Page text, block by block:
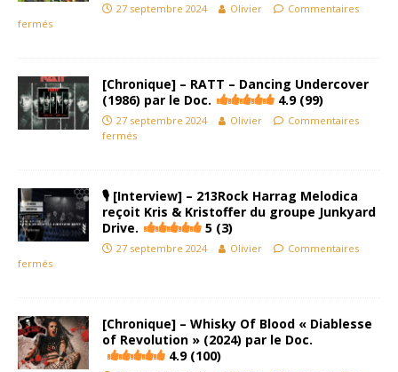
27 septembre 2024 Olivier
Commentaires
fermés
[Chronique] – RATT – Dancing Undercover
(1986) par le Doc.
4.9 (99)
27 septembre 2024 Olivier
Commentaires
fermés
🎙 [Interview] – 213Rock Harrag Melodica
reçoit Kris & Kristoffer du groupe Junkyard
Drive.
5 (3)
27 septembre 2024 Olivier
Commentaires
fermés
[Chronique] – Whisky Of Blood « Diablesse
of Revolution » (2024) par le Doc.
4.9 (100)